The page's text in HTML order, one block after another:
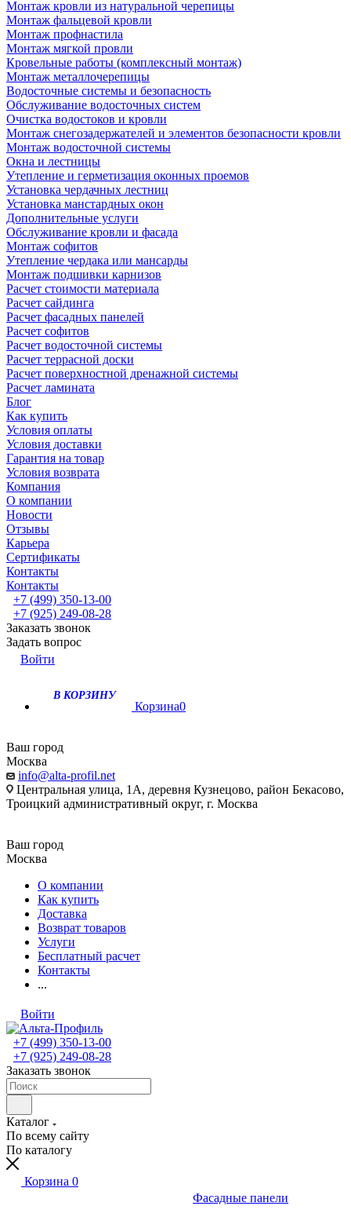
Монтаж кровли из натуральной черепицы
Монтаж фальцевой кровли
Монтаж профнастила
Монтаж мягкой провли
Кровельные работы (комплексный монтаж)
Монтаж металлочерепицы
Водосточные системы и безопасность
Обслуживание водосточных систем
Очистка водостоков и кровли
Монтаж снегозадержателей и элементов безопасности кровли
Монтаж водосточной системы
Окна и лестницы
Утепление и герметизация оконных проемов
Установка чердачных лестниц
Установка манстардных окон
Дополнительные услуги
Обслуживание кровли и фасада
Монтаж софитов
Утепление чердака или мансарды
Монтаж подшивки карнизов
Расчет стоимости материала
Расчет сайдинга
Расчет фасадных панелей
Расчет софитов
Расчет водосточной системы
Расчет террасной доски
Расчет поверхностной дренажной системы
Расчет ламината
Блог
Как купить
Условия оплаты
Условия доставки
Гарантия на товар
Условия возврата
Компания
О компании
Новости
Отзывы
Карьера
Сертификаты
Контакты
Контакты
+7 (499) 350-13-00
+7 (925) 249-08-28
Заказать звонок
Задать вопрос
Войти
В КОРЗИНУ
Корзина0
Ваш город
Москва
info@alta-profil.net
Центральная улица, 1А, деревня Кузнецово, район Бекасово,
Троицкий административный округ, г. Москва
Ваш город
Москва
О компании
Как купить
Доставка
Возврат товаров
Услуги
Бесплатный расчет
Контакты
...
Войти
+7 (499) 350-13-00
+7 (925) 249-08-28
Заказать звонок
Каталог
По всему сайту
По каталогу
Корзина 0
Фасадные панели